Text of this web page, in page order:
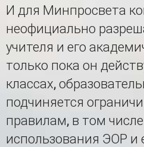
И для Минпросвета
неофициально
учителя и его
только пока он
классах,
подчиняется
правилам, в том
использования ЭОР и